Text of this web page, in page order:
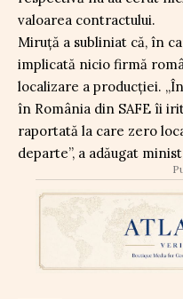
valoarea contractului.
Miruță a subliniat că, în
implicată nicio firmă
localizare a producției.
în România din SAFE îi
raportată la care zero
departe”, a adăugat